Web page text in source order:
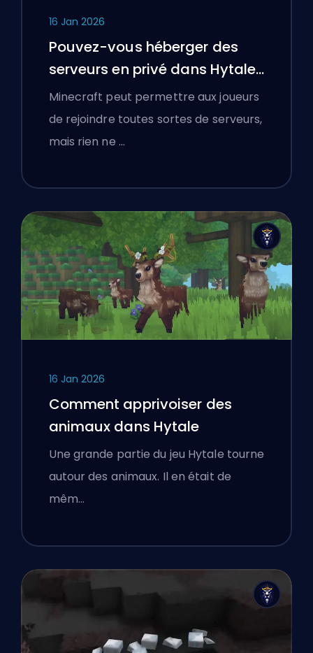
16 Jan 2026
Pouvez-vous héberger des
serveurs en privé dans Hytale
?
Minecraft peut permettre aux joueurs
de rejoindre toutes sortes de serveurs,
mais rien ne …
16 Jan 2026
Comment apprivoiser des
animaux dans Hytale
Une grande partie du jeu Hytale tourne
autour des animaux. Il en était de
mêm…